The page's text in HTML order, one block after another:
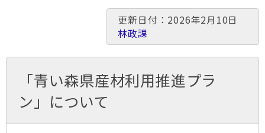
更新日付：2026年2月10日
林政課
「青い森県産材利用推進プラ
ン」について